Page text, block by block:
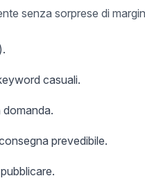
senza sorprese di
casuali.
prevedibile.